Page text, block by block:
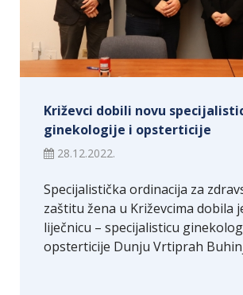
Križevci dobili novu
ginekologije i opsterticije
28.12.2022.
Specijalistička ordinacija za
zaštitu žena u Križevcima dobila
liječnicu – specijalisticu
opsterticije Dunju Vrtiprah